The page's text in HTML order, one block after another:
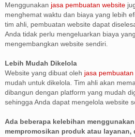
Menggunakan jasa pembuatan website
menghemat waktu dan biaya yang lebih
tim ahli, pembuatan website dapat
Anda tidak perlu mengeluarkan biaya
mengembangkan website sendiri.
Lebih Mudah Dikelola
Website yang dibuat oleh jasa
mudah untuk dikelola. Tim ahli akan
dibangun dengan platform yang mudah
sehingga Anda dapat mengelola website
Ada beberapa kelebihan
mempromosikan produk atau layanan,